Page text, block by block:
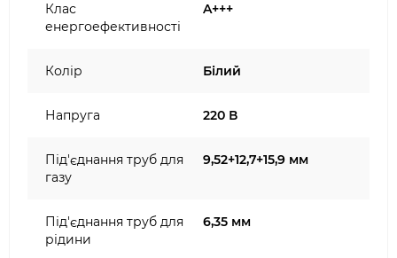
Клас
енергоефективності
A+++
Колір Білий
Напруга 220 В
Під'єднання труб для
газу
9,52+12,7+15,9 мм
Під'єднання труб для
рідини
6,35 мм